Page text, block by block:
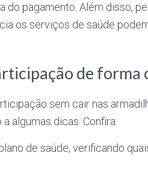
do pagamento. Além disso,
os serviços de saúde
de forma
sem cair nas
algumas dicas. Confira:
de saúde, verificando